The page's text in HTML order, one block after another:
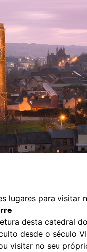
lugares para visitar
desta catedral
desde o século
visitar no seu